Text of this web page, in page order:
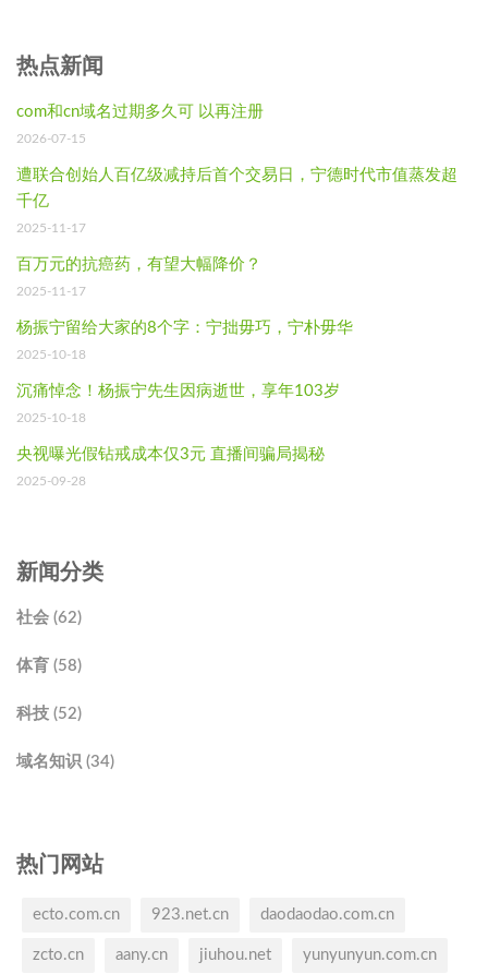
热点新闻
com和cn域名过期多久可 以再注册
2026-07-15
遭联合创始人百亿级减持后首个交易日，宁德时代市值蒸发超
千亿
2025-11-17
百万元的抗癌药，有望大幅降价？
2025-11-17
杨振宁留给大家的8个字：宁拙毋巧，宁朴毋华
2025-10-18
沉痛悼念！杨振宁先生因病逝世，享年103岁
2025-10-18
央视曝光假钻戒成本仅3元 直播间骗局揭秘
2025-09-28
新闻分类
社会 (62)
体育 (58)
科技 (52)
域名知识 (34)
热门网站
ecto.com.cn 923.net.cn daodaodao.com.cn
zcto.cn aany.cn jiuhou.net yunyunyun.com.cn